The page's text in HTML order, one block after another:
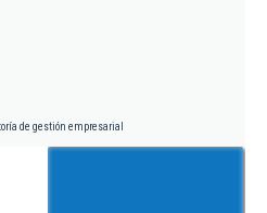
de gestión empresarial